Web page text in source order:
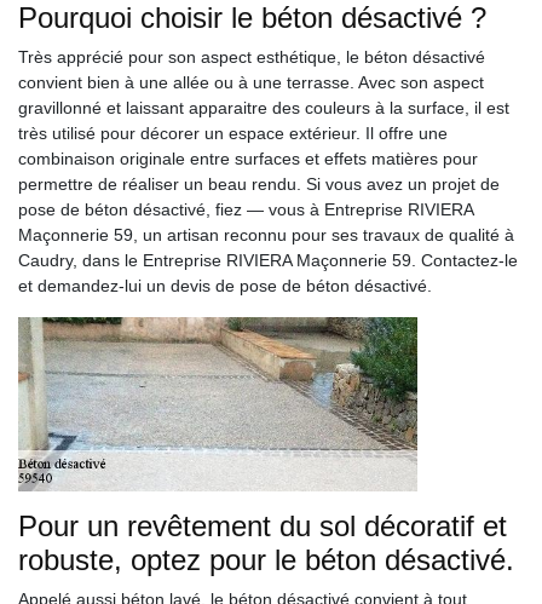
Pourquoi choisir le béton désactivé ?
Très apprécié pour son aspect esthétique, le béton désactivé
convient bien à une allée ou à une terrasse. Avec son aspect
gravillonné et laissant apparaitre des couleurs à la surface, il est
très utilisé pour décorer un espace extérieur. Il offre une
combinaison originale entre surfaces et effets matières pour
permettre de réaliser un beau rendu. Si vous avez un projet de
pose de béton désactivé, fiez — vous à Entreprise RIVIERA
Maçonnerie 59, un artisan reconnu pour ses travaux de qualité à
Caudry, dans le Entreprise RIVIERA Maçonnerie 59. Contactez-le
et demandez-lui un devis de pose de béton désactivé.
Pour un revêtement du sol décoratif et
robuste, optez pour le béton désactivé.
Appelé aussi béton lavé, le béton désactivé convient à tout